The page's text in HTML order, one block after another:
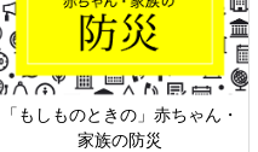
「もしものときの」赤ちゃん・
家族の防災